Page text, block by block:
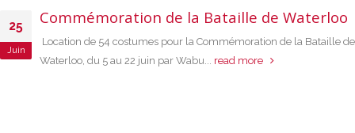
25
Juin
Commémoration de la Bataille de Waterloo
Location de 54 costumes pour la Commémoration de la Bataille de
Waterloo, du 5 au 22 juin par Wabu... read more